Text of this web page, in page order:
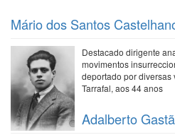
Mário dos Santos
Destacado dirigente
movimentos
deportado por diversas
Tarrafal, aos 44 anos
Adalberto